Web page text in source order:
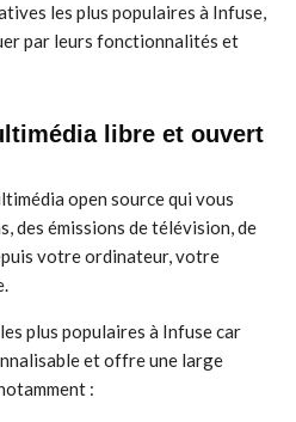
les plus populaires à Infuse,
par leurs fonctionnalités et
libre et ouvert
open source qui vous
des émissions de télévision, de
votre ordinateur, votre
plus populaires à Infuse car
et offre une large
: